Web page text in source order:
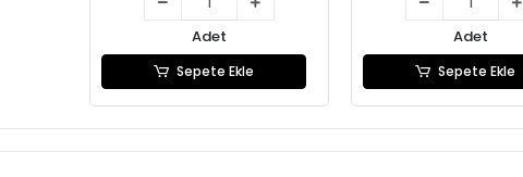
Adet
Sepete Ekle
Adet
Sepete Ekle